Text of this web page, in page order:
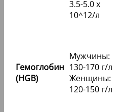
3.5-5.0 x
10^12/л
Гемоглобин
(HGB)
Мужчины:
130-170 г/л
Женщины:
120-150 г/л